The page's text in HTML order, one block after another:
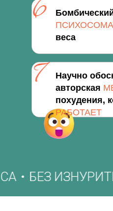
веса
Научно
авторская
похудения,
РАБОТАЕТ
БЕЗ